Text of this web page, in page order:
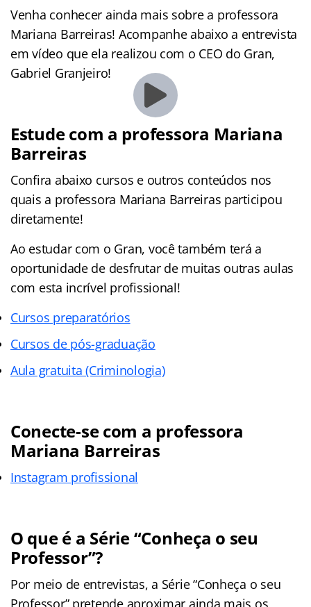
Venha conhecer ainda mais sobre a professora
Mariana Barreiras! Acompanhe abaixo a entrevista
em vídeo que ela realizou com o CEO do Gran,
Gabriel Granjeiro!
Estude com a professora Mariana
Barreiras
Confira abaixo cursos e outros conteúdos nos
quais a professora Mariana Barreiras participou
diretamente!
Ao estudar com o Gran, você também terá a
oportunidade de desfrutar de muitas outras aulas
com esta incrível profissional!
Cursos preparatórios
Cursos de pós-graduação
Aula gratuita (Criminologia)
Conecte-se com a professora
Mariana Barreiras
Instagram profissional
O que é a Série “Conheça o seu
Professor”?
Por meio de entrevistas, a Série “Conheça o seu
Professor” pretende aproximar ainda mais os